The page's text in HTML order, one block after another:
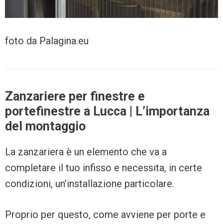
foto da Palagina.eu
Zanzariere per finestre e
portefinestre a Lucca | L’importanza
del montaggio
La zanzariera è un elemento che va a
completare il tuo infisso e necessita, in certe
condizioni, un’installazione particolare.
Proprio per questo, come avviene per porte e